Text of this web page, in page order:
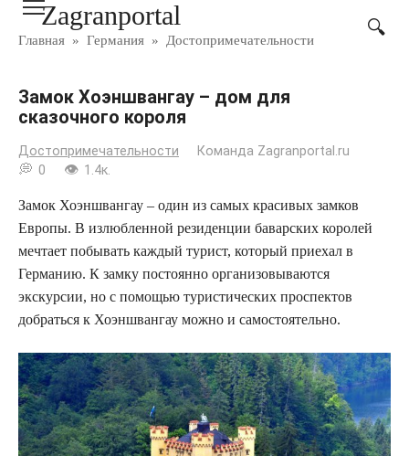
ПерейтиZagranportal
Главная » Германия » Достопримечательности
Замок Хоэншвангау – дом для
сказочного короля
Достопримечательности
Команда Zagranportal.ru
0
1.4к.
Замок Хоэншвангау – один из самых красивых замков
Европы. В излюбленной резиденции баварских королей
мечтает побывать каждый турист, который приехал в
Германию. К замку постоянно организовываются
экскурсии, но с помощью туристических проспектов
добраться к Хоэншвангау можно и самостоятельно.